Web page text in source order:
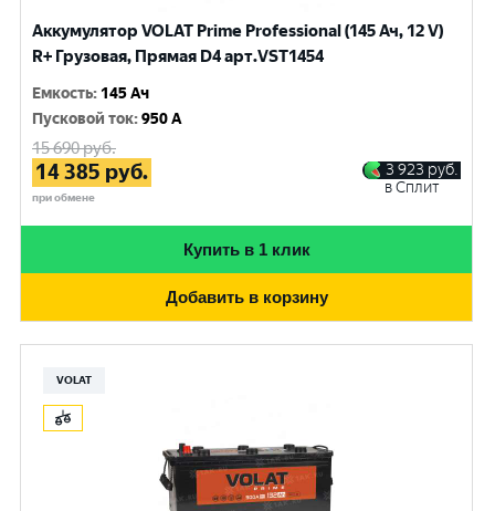
Аккумулятор VOLAT Prime Professional (145 Ач, 12 V)
R+ Грузовая, Прямая D4 арт.VST1454
Емкость: 145 Ач
Пусковой ток:950 A
15 690руб.
14 385 руб.
при обмене
3 923 руб.
в Сплит
Купить в 1 клик
Добавить в корзину
VOLAT